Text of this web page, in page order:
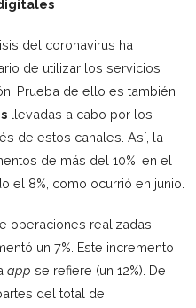
del coronavirus ha
de utilizar los servicios
Prueba de ello es también
llevadas a cabo por los
de estos canales. Así, la
de más del 10%, en el
el 8%, como ocurrió en junio.
operaciones realizadas
un 7%. Este incremento
app se refiere (un 12%). De
del total de